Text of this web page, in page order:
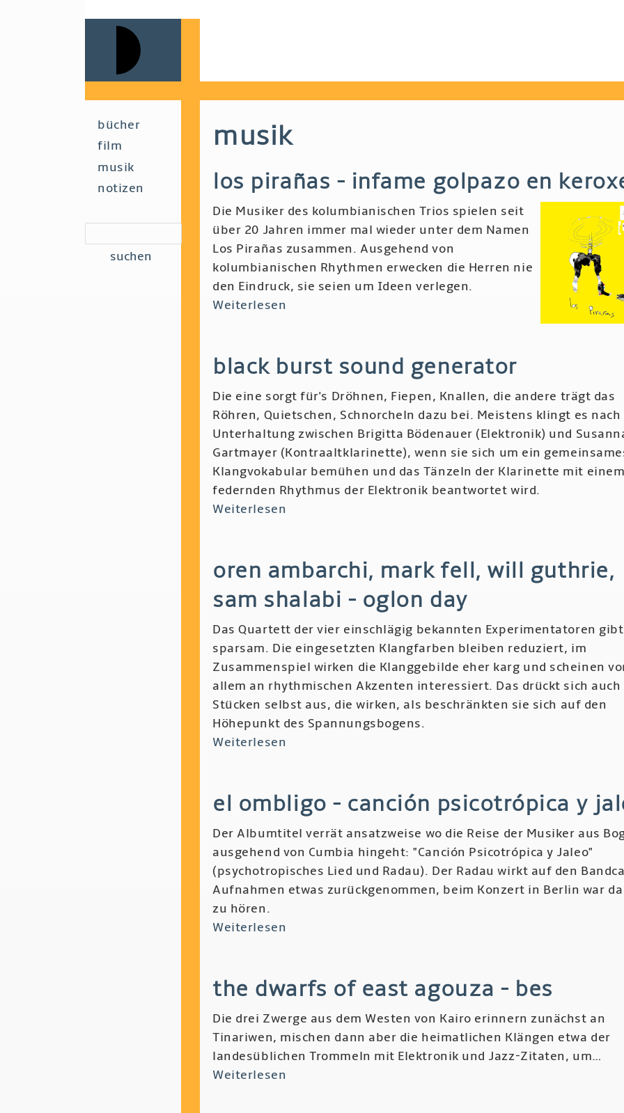
musik
los pirañas - infame golpazo en
Die Musiker des kolumbianischen Trios spielen seit
über 20 Jahren immer mal wieder unter dem Namen
Los Pirañas zusammen. Ausgehend von
kolumbianischen Rhythmen erwecken die Herren nie
den Eindruck, sie seien um Ideen verlegen.
Weiterlesen
-
Golpazo
en
Keroxen
black burst sound generator
Die eine sorgt für's Dröhnen, Fiepen, Knallen, die andere trägt das
Röhren, Quietschen, Schnorcheln dazu bei. Meistens klingt es
Unterhaltung zwischen Brigitta Bödenauer (Elektronik) und
Gartmayer (Kontraaltklarinette), wenn sie sich um ein
Klangvokabular bemühen und das Tänzeln der Klarinette mit einem
federnden Rhythmus der Elektronik beantwortet wird.
Weiterlesen
Sound
oren ambarchi, mark fell, will guthrie,
sam shalabi - oglon day
Das Quartett der vier einschlägig bekannten Experimentatoren gibt
sparsam. Die eingesetzten Klangfarben bleiben reduziert, im
Zusammenspiel wirken die Klanggebilde eher karg und scheinen
allem an rhythmischen Akzenten interessiert. Das drückt sich auch
Stücken selbst aus, die wirken, als beschränkten sie sich auf den
Höhepunkt des Spannungsbogens.
Weiterlesen
Mark
Fell,
Will
Guthrie,
Sam
Shalabi
el ombligo - canción psicotrópica y
Der Albumtitel verrät ansatzweise wo die Reise der Musiker aus
ausgehend von Cumbia hingeht: "Canción Psicotrópica y Jaleo"
(psychotropisches Lied und Radau). Der Radau wirkt auf den
Aufnahmen etwas zurückgenommen, beim Konzert in Berlin war
zu hören.
Weiterlesen
-
Psicotrópica
y
Jaleo
the dwarfs of east agouza - bes
Die drei Zwerge aus dem Westen von Kairo erinnern zunächst an
Tinariwen, mischen dann aber die heimatlichen Klängen etwa der
landesüblichen Trommeln mit Elektronik und Jazz-Zitaten, um…
Weiterlesen
Main
navigation
bücher
film
musik
notizen